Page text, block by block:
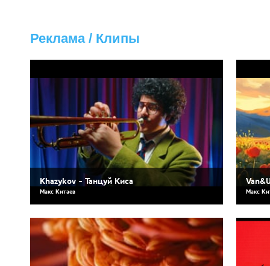
Реклама / Клипы
Khazykov - Танцуй Киса
Макс Китаев Макс